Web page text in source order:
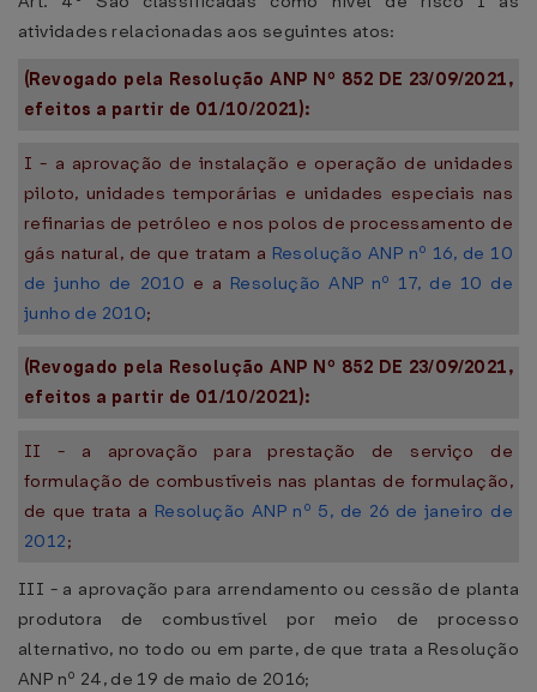
atividades relacionadas aos seguintes atos:
(Revogado pela Resolução ANP Nº 852 DE 23/09/2021,
efeitos a partir de 01/10/2021):
I - a aprovação de instalação e operação de unidades
piloto, unidades temporárias e unidades especiais nas
refinarias de petróleo e nos polos de processamento de
gás natural, de que tratam a Resolução ANP nº 16, de 10
de junho de 2010 e a Resolução ANP nº 17, de 10 de
junho de 2010;
(Revogado pela Resolução ANP Nº 852 DE 23/09/2021,
efeitos a partir de 01/10/2021):
II - a aprovação para prestação de serviço de
formulação de combustíveis nas plantas de formulação,
de que trata a Resolução ANP nº 5, de 26 de janeiro de
2012;
III - a aprovação para arrendamento ou cessão de planta
produtora de combustível por meio de processo
alternativo, no todo ou em parte, de que trata a Resolução
ANP nº 24, de 19 de maio de 2016;